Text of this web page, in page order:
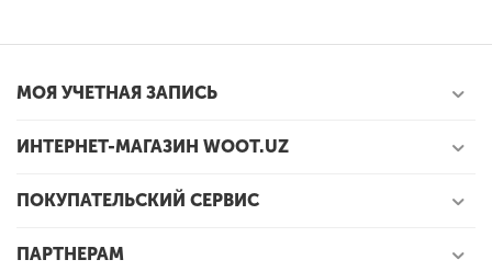
МОЯ УЧЕТНАЯ ЗАПИСЬ
ИНТЕРНЕТ-МАГАЗИН WOOT.UZ
ПОКУПАТЕЛЬСКИЙ СЕРВИС
ПАРТНЕРАМ